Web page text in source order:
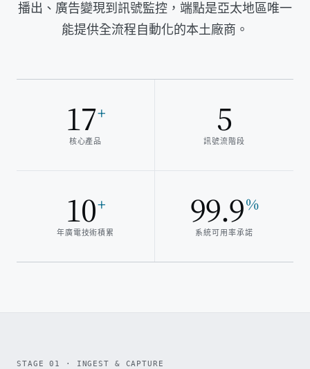
03 排程播出
· 依目標
播出、廣告變現到訊號監控，端點是亞太地區唯一
能提供全流程自動化的本土廠商。
17+
核心產品
5
訊號流階段
10+
年廣電技術積累
99.9%
系統可用率承諾
STAGE 01 · INGEST & CAPTURE